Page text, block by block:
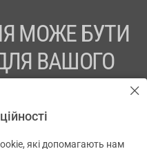
МОЖЕ БУТИ
ВАШОГО
ПРОКОНСУЛЬТУЙТЕСЬ
які допомагають нам